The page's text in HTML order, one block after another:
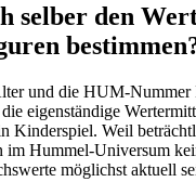
selber den
und die HUM-
eigenständige
Kinderspiel. Weil
im Hummel-Universum
möglichst aktuell